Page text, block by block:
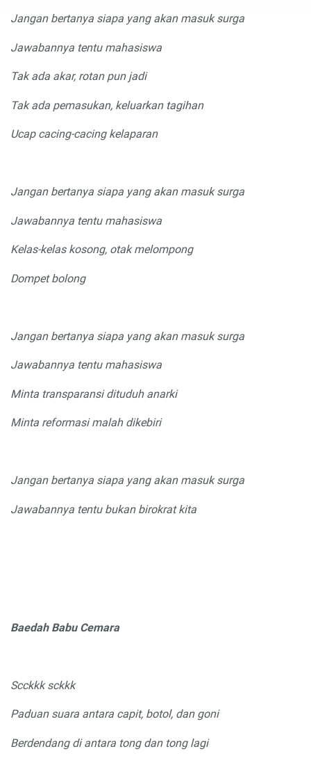
Jangan bertanya siapa yang akan masuk surga
Jawabannya tentu mahasiswa
Tak ada akar, rotan pun jadi
Tak ada pemasukan, keluarkan tagihan
Ucap cacing-cacing kelaparan
Jangan bertanya siapa yang akan masuk surga
Jawabannya tentu mahasiswa
Kelas-kelas kosong, otak melompong
Dompet bolong
Jangan bertanya siapa yang akan masuk surga
Jawabannya tentu mahasiswa
Minta transparansi dituduh anarki
Minta reformasi malah dikebiri
Jangan bertanya siapa yang akan masuk surga
Jawabannya tentu bukan birokrat kita
Baedah Babu Cemara
Scckkk sckkk
Paduan suara antara capit, botol, dan goni
Berdendang di antara tong dan tong lagi